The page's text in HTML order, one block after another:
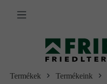
tartalomra
Termékek Termékeink